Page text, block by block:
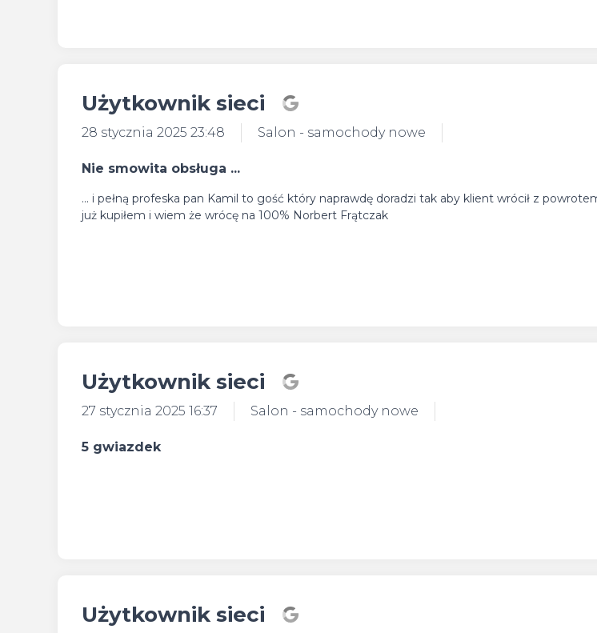
Użytkownik sieci
28 stycznia 2025 23:48 Salon - samochody nowe
Nie smowita obsługa ...
... i pełną profeska pan Kamil to gość który naprawdę doradzi tak aby klient wrócił z
już kupiłem i wiem że wrócę na 100% Norbert Frątczak
Użytkownik sieci
27 stycznia 2025 16:37 Salon - samochody nowe
5 gwiazdek
Użytkownik sieci